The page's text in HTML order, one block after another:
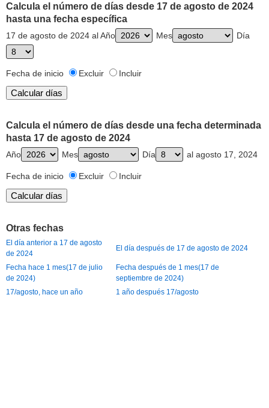
Calcula el número de días desde 17 de agosto de 2024
hasta una fecha específica
17 de agosto de 2024 al Año Mes Día
Fecha de inicio Excluir Incluir
Calcula el número de días desde una fecha determinada
hasta 17 de agosto de 2024
Año Mes Día al agosto 17, 2024
Fecha de inicio Excluir Incluir
Otras fechas
El día anterior a 17 de agosto
de 2024
El día después de 17 de agosto de 2024
Fecha hace 1 mes(17 de julio
de 2024)
Fecha después de 1 mes(17 de
septiembre de 2024)
17/agosto, hace un año
1 año después 17/agosto